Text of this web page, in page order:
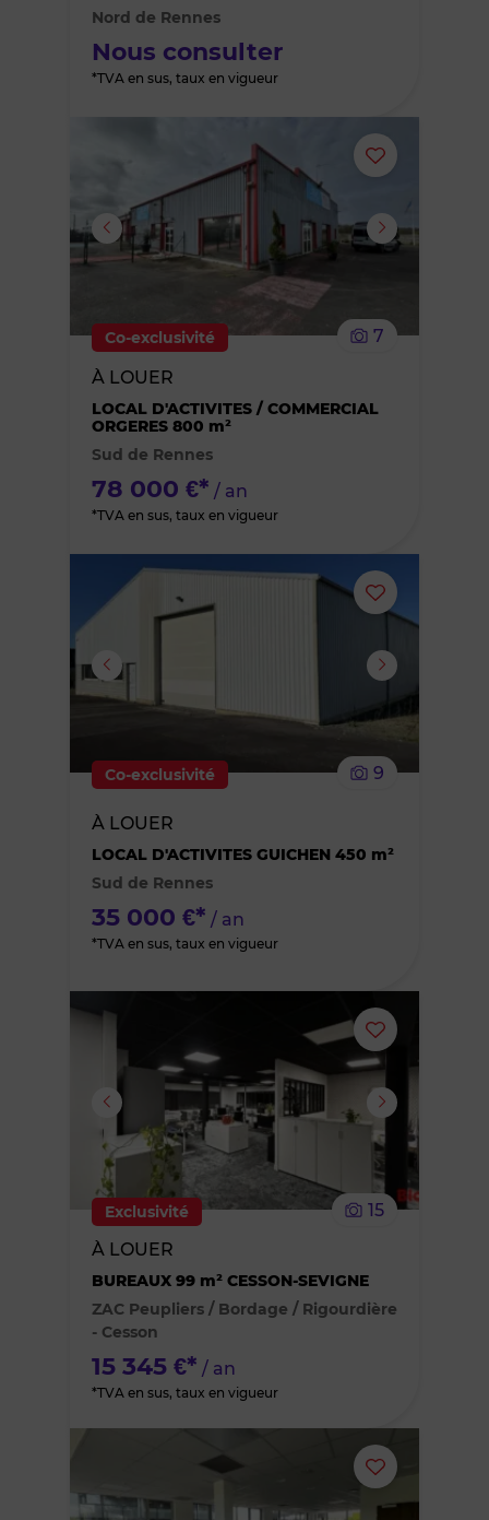
Nord de Rennes
Nous consulter
*TVA en sus, taux en vigueur
Ajouter
ou
Co-exclusivité
7
À LOUER
LOCAL D'ACTIVITES / COMMERCIAL
ORGERES 800 m²
Sud de Rennes
78 000 €* / an
*TVA en sus, taux en vigueur
Ajouter
ou
supprimer
des
Co-exclusivité 9
À LOUER
LOCAL D'ACTIVITES GUICHEN 450 m²
Sud de Rennes
35 000 €* / an
*TVA en sus, taux en vigueur
Ajouter
ou
supprimer
Exclusivité
15
À LOUER
BUREAUX 99 m² CESSON-SEVIGNE
ZAC Peupliers / Bordage / Rigourdière
- Cesson
15 345 €* / an
*TVA en sus, taux en vigueur
Ajouter